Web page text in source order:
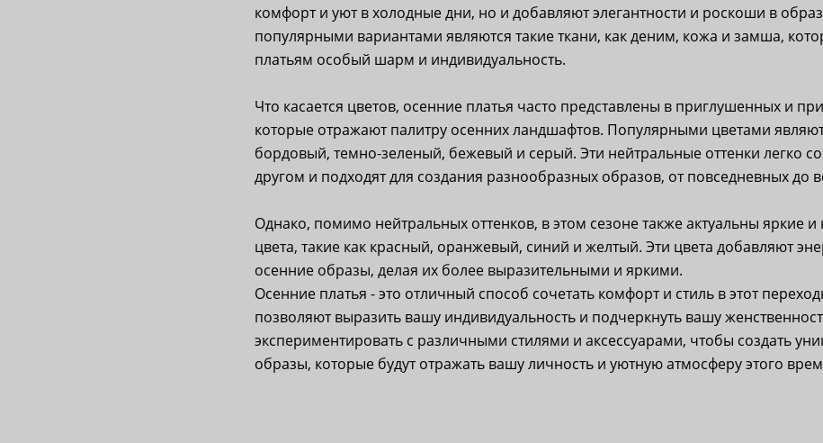
комфорт и уют в холодные дни, но и добавляют элегантности и роскоши в
популярными вариантами являются такие ткани, как деним, кожа и замша,
платьям особый шарм и индивидуальность.
Что касается цветов, осенние платья часто представлены в приглушенных и
которые отражают палитру осенних ландшафтов. Популярными цветами
бордовый, темно-зеленый, бежевый и серый. Эти нейтральные оттенки легко
другом и подходят для создания разнообразных образов, от повседневных до
Однако, помимо нейтральных оттенков, в этом сезоне также актуальны яркие
цвета, такие как красный, оранжевый, синий и желтый. Эти цвета добавляют
осенние образы, делая их более выразительными и яркими.
Осенние платья - это отличный способ сочетать комфорт и стиль в этот
позволяют выразить вашу индивидуальность и подчеркнуть вашу
экспериментировать с различными стилями и аксессуарами, чтобы создать
образы, которые будут отражать вашу личность и уютную атмосферу этого